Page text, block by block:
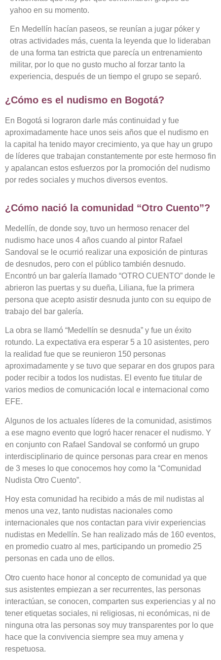
yahoo en su momento.
En Medellín hacían paseos, se reunían a jugar póker y
otras actividades más, cuenta la leyenda que lo lideraban
de una forma tan estricta que parecía un entrenamiento
militar, por lo que no gusto mucho al forzar tanto la
experiencia, después de un tiempo el grupo se separó.
¿Cómo es el nudismo en Bogotá?
En Bogotá si lograron darle más continuidad y fue
aproximadamente hace unos seis años que el nudismo en
la capital ha tenido mayor crecimiento, ya que hay un grupo
de líderes que trabajan constantemente por este hermoso fin
y apalancan estos esfuerzos por la promoción del nudismo
por redes sociales y muchos diversos eventos.
¿Cómo nació la comunidad “Otro Cuento”?
Medellín, de donde soy, tuvo un hermoso renacer del
nudismo hace unos 4 años cuando al pintor Rafael
Sandoval se le ocurrió realizar una exposición de pinturas
de desnudos, pero con el público también desnudo.
Encontró un bar galería llamado “OTRO CUENTO” donde le
abrieron las puertas y su dueña, Liliana, fue la primera
persona que acepto asistir desnuda junto con su equipo de
trabajo del bar galería.
La obra se llamó “Medellín se desnuda” y fue un éxito
rotundo. La expectativa era esperar 5 a 10 asistentes, pero
la realidad fue que se reunieron 150 personas
aproximadamente y se tuvo que separar en dos grupos para
poder recibir a todos los nudistas. El evento fue titular de
varios medios de comunicación local e internacional como
EFE.
Algunos de los actuales líderes de la comunidad, asistimos
a ese magno evento que logró hacer renacer el nudismo. Y
en conjunto con Rafael Sandoval se conformó un grupo
interdisciplinario de quince personas para crear en menos
de 3 meses lo que conocemos hoy como la “Comunidad
Nudista Otro Cuento”.
Hoy esta comunidad ha recibido a más de mil nudistas al
menos una vez, tanto nudistas nacionales como
internacionales que nos contactan para vivir experiencias
nudistas en Medellín. Se han realizado más de 160 eventos,
en promedio cuatro al mes, participando un promedio 25
personas en cada uno de ellos.
Otro cuento hace honor al concepto de comunidad ya que
sus asistentes empiezan a ser recurrentes, las personas
interactúan, se conocen, comparten sus experiencias y al no
tener etiquetas sociales, ni religiosas, ni económicas, ni de
ninguna otra las personas soy muy transparentes por lo que
hace que la convivencia siempre sea muy amena y
respetuosa.